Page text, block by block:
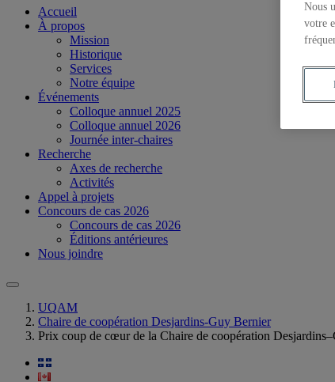
Accueil
À propos
Mission
Historique
Services
Notre équipe
Événements
Colloque annuel 2025
Colloque annuel 2026
Journée inter-chaires
Recherche
Axes de recherche
Activités
Appel à projets
Concours de cas 2026
Concours de cas 2026
Éditions antérieures
Nous joindre
UQAM
Chaire de coopération Desjardins-Guy Bernier
Prix coup de cœur de la Chaire de coopération
Nous
votre